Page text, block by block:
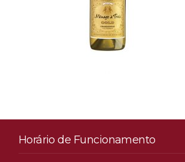
Horário de Funcionamento